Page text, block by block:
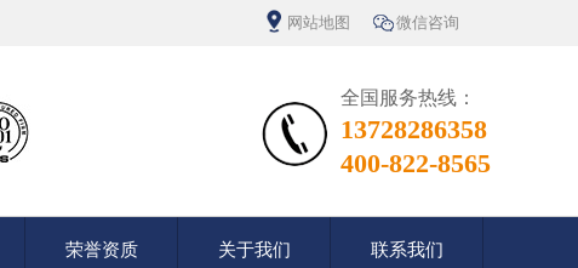
网站地图 微信咨询
全国服务热线：
13728286358
400-822-8565
荣誉资质 关于我们 联系我们